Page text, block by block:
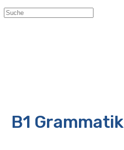
Suche
nach:
B1 Grammatik